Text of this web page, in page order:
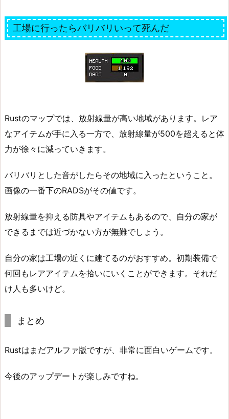
工場に行ったらバリバリいって死んだ
Rustのマップでは、放射線量が高い地域があります。レア
なアイテムが手に入る一方で、放射線量が500を超えると体
力が徐々に減っていきます。
バリバリとした音がしたらその地域に入ったということ。
画像の一番下のRADSがその値です。
放射線量を抑える防具やアイテムもあるので、自分の家が
できるまでは近づかない方が無難でしょう。
自分の家は工場の近くに建てるのがおすすめ。初期装備で
何回もレアアイテムを拾いにいくことができます。それだ
け人も多いけど。
まとめ
Rustはまだアルファ版ですが、非常に面白いゲームです。
今後のアップデートが楽しみですね。